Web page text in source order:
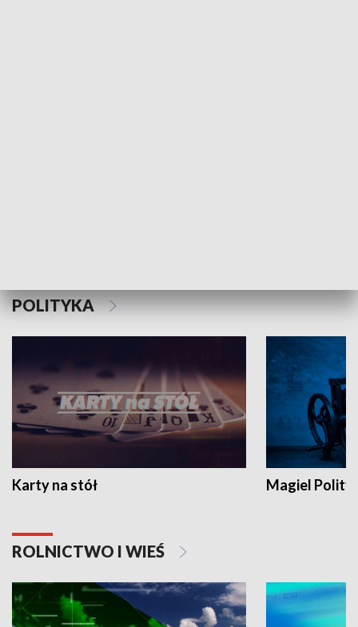
POLITYKA
Karty na stół Magiel
ROLNICTWO I WIEŚ